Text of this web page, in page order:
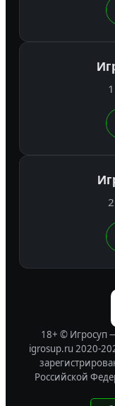
18+ © Игросуп
igrosup.ru 2020-
Российской